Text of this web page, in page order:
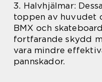
3. Halvhjälmar:
toppen av huvudet
BMX och
fortfarande skydd
vara mindre
pannskador.